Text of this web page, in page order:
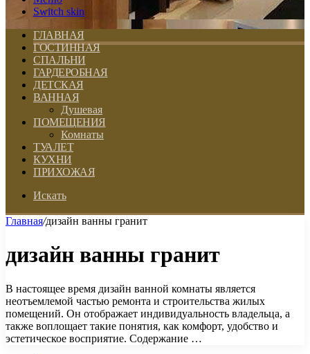
Switch skin
ГЛАВНАЯ
ГОСТИННАЯ
СПАЛЬНИ
ГАРДЕРОБНАЯ
ДЕТСКАЯ
ВАННАЯ
Душевая
ПОМЕЩЕНИЯ
Комнаты
ТУАЛЕТ
КУХНИ
ПРИХОЖАЯ
Искать
Главная/дизайн ванны гранит
дизайн ванны гранит
В настоящее время дизайн ванной комнаты является
неотъемлемой частью ремонта и строительства жилых
помещений. Он отображает индивидуальность владельца, а
также воплощает такие понятия, как комфорт, удобство и
эстетическое восприятие. Содержание …